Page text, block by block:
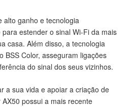
alto ganho e tecnologia
estender o sinal Wi-Fi da mais
casa. Além disso, a tecnologia
BSS Color, asseguram ligações
do sinal dos seus vizinhos.
a sua vida e apoiar a criação de
possui a mais recente